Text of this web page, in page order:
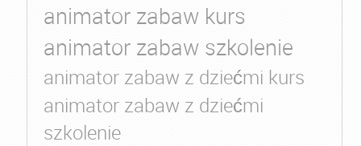
animator zabaw kurs
animator zabaw szkolenie
animator zabaw z dziećmi kurs
animator zabaw z dziećmi
szkolenie